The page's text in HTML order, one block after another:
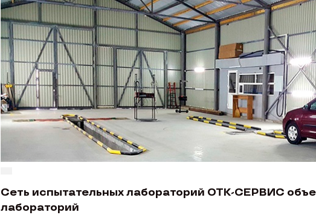
Сеть испытательных лабораторий ОТК-СЕРВИС
лабораторий